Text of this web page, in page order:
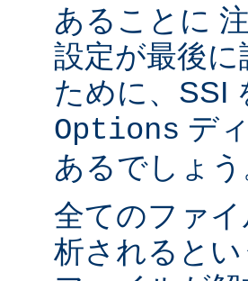
あることに
設定が最後
ために、SSI
Options デ
あるでしょう
全てのファ
析されると